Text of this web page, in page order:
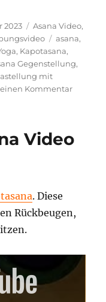
2023 Kategorien
Asana Video,
asana,
, Kapotasana,
Gegenstellung,
mit
Kommentarzu
Video
. Diese
Rückbeugen,